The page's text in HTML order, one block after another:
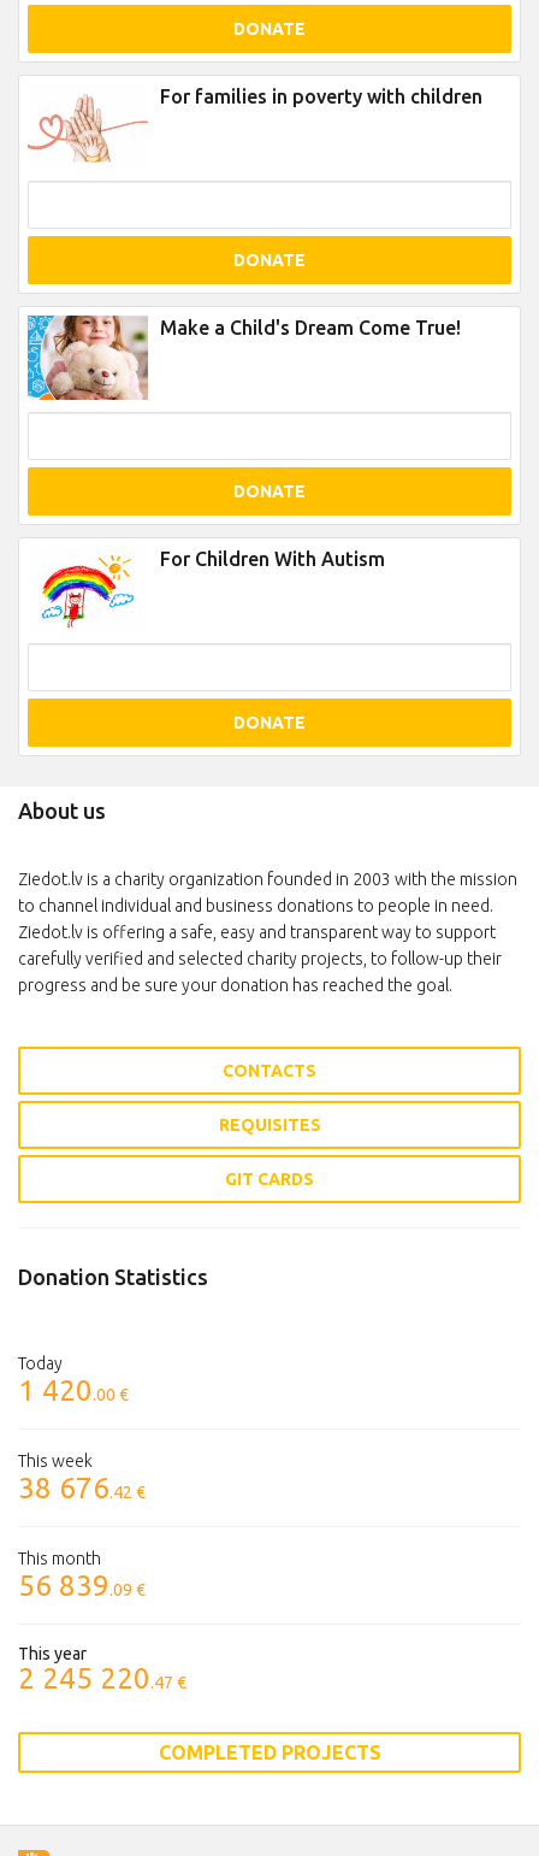
DONATE
For families in poverty with children
DONATE
Make a Child's Dream Come True!
DONATE
For Children With Autism
DONATE
About us
Ziedot.lv is a charity organization founded in 2003 with the mission
to channel individual and business donations to people in need.
Ziedot.lv is offering a safe, easy and transparent way to support
carefully verified and selected charity projects, to follow-up their
progress and be sure your donation has reached the goal.
CONTACTS
REQUISITES
GIT CARDS
Donation Statistics
Today
1 420.00 €
This week
38 676.42 €
This month
56 839.09 €
This year
2 245 220.47 €
COMPLETED PROJECTS